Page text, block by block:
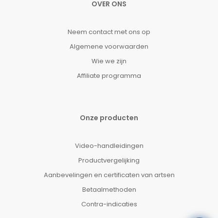
OVER ONS
Neem contact met ons op
Algemene voorwaarden
Wie we zijn
Affiliate programma
Onze producten
Video-handleidingen
Productvergelijking
Aanbevelingen en certificaten van artsen
Betaalmethoden
Contra-indicaties